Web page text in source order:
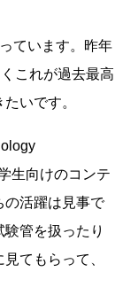
ています。昨年
これが過去最高
いです。
生向けのコンテ
の活躍は見事で
管を扱ったり
てもらって、